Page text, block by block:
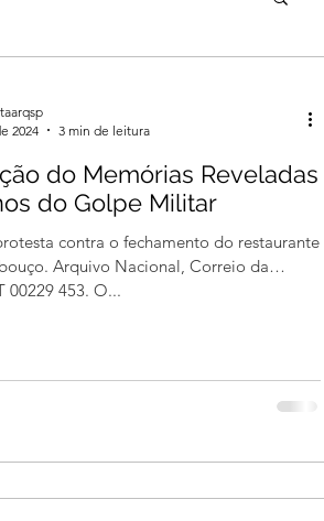
2024
3 min de leitura
do Memórias Reveladas
do Golpe Militar
contra o fechamento do restaurante
Correio da
00229 453. O...